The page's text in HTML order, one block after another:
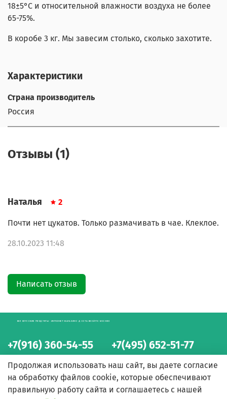
18±5°С и относительной влажности воздуха не более
65-75%.
В коробе 3 кг. Мы завесим столько, сколько захотите.
Характеристики
Страна производитель
Россия
Отзывы (1)
Наталья 2
Почти нет цукатов. Только размачивать в чае. Клеклое.
28.10.2023 11:48
Написать отзыв
+7(916) 360-54-55 +7(495) 652-51-77
БЕЛОРУССКИЕ ПРОДУКТЫ - ИНТЕРНЕТ-МАГАЗИН С ДОСТАВКОЙ ПО МОСКВЕ
Продолжая использовать наш сайт, вы даете согласие
на обработку файлов cookie, которые обеспечивают
правильную работу сайта и соглашаетесь с нашей